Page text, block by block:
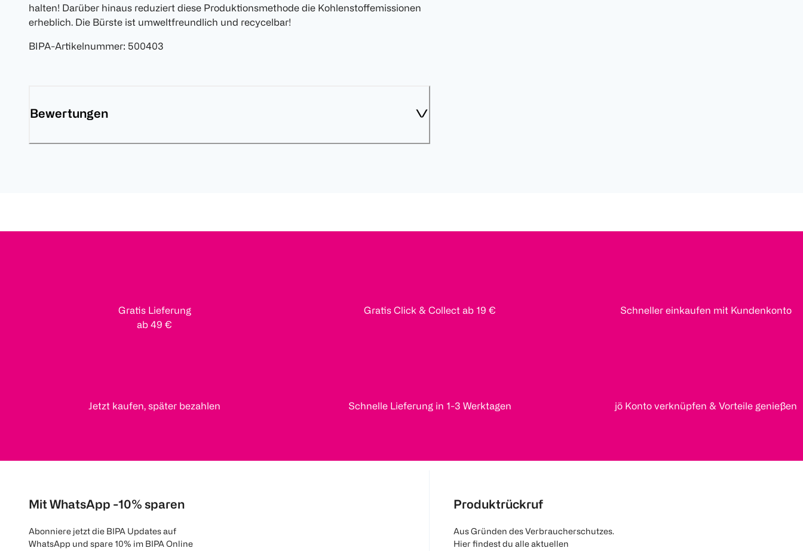
halten! Darüber hinaus reduziert diese Produktionsmethode die Kohlenstoffemissionen
erheblich. Die Bürste ist umweltfreundlich und recycelbar!
BIPA-Artikelnummer: 500403
Bewertungen
Gratis Lieferung
ab 49 €
Gratis Click & Collect ab 19 € Schneller einkaufen mit Kundenkonto
Jetzt kaufen, später bezahlen Schnelle Lieferung in 1-3 Werktagen jö Konto verknüpfen & Vorteile genießen
Mit WhatsApp -10% sparen
Abonniere jetzt die BIPA Updates auf
WhatsApp und spare 10% im BIPA Online
Produktrückruf
Aus Gründen des Verbraucherschutzes.
Hier findest du alle aktuellen